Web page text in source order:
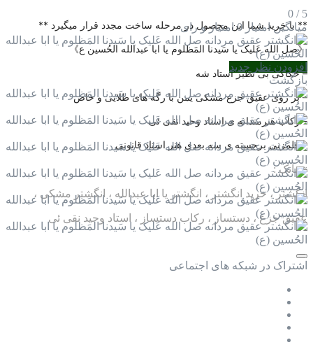
** با خرید شما این محصول در مرحله ساخت مجدد قرار میگیرد **
《صل الله عَلیک یا سَیدنا المَظلوم یا ابا عبدالله الحُسین ع》
– حکاکی بی نظیر استاد شه
– بر روی عقیق جزع مشکی یمن با رگه های طلایی و خاص
– رکاب هنرمندانه ی استاد وحید نقی ئی
– قلمزنی برجسته ی سه بعدی هنر استاد قانونی
نشانک :
انگشتر ، خرید انگشتر ، انگشتر یا ابا عبدالله ، انگشتر مشکی ،
عقیق جزع ، دستساز ، رکاب دستساز ، استاد وحید نقی ئی
5
/
0
میانگین امتیاز 0 امتیاز و رای
افزودن نظر جدید
بازگشت
اشتراک در شبکه های اجتماعی